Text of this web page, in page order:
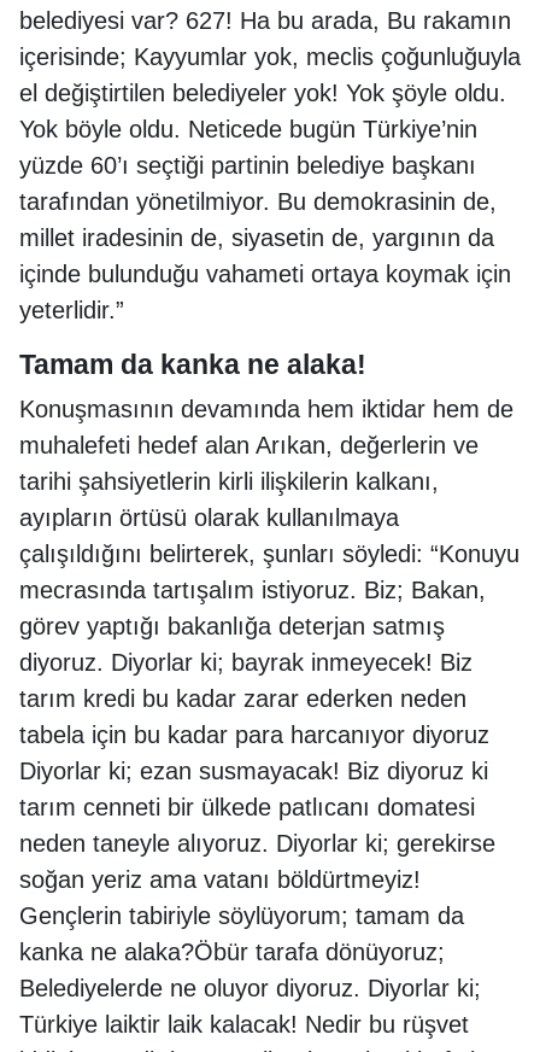
belediyesi var? 627! Ha bu arada, Bu rakamın
içerisinde; Kayyumlar yok, meclis çoğunluğuyla
el değiştirtilen belediyeler yok! Yok şöyle oldu.
Yok böyle oldu. Neticede bugün Türkiye’nin
yüzde 60’ı seçtiği partinin belediye başkanı
tarafından yönetilmiyor. Bu demokrasinin de,
millet iradesinin de, siyasetin de, yargının da
içinde bulunduğu vahameti ortaya koymak için
yeterlidir.”
Tamam da kanka ne alaka!
Konuşmasının devamında hem iktidar hem de
muhalefeti hedef alan Arıkan, değerlerin ve
tarihi şahsiyetlerin kirli ilişkilerin kalkanı,
ayıpların örtüsü olarak kullanılmaya
çalışıldığını belirterek, şunları söyledi: “Konuyu
mecrasında tartışalım istiyoruz. Biz; Bakan,
görev yaptığı bakanlığa deterjan satmış
diyoruz. Diyorlar ki; bayrak inmeyecek! Biz
tarım kredi bu kadar zarar ederken neden
tabela için bu kadar para harcanıyor diyoruz
Diyorlar ki; ezan susmayacak! Biz diyoruz ki
tarım cenneti bir ülkede patlıcanı domatesi
neden taneyle alıyoruz. Diyorlar ki; gerekirse
soğan yeriz ama vatanı böldürtmeyiz!
Gençlerin tabiriyle söylüyorum; tamam da
kanka ne alaka?Öbür tarafa dönüyoruz;
Belediyelerde ne oluyor diyoruz. Diyorlar ki;
Türkiye laiktir laik kalacak! Nedir bu rüşvet